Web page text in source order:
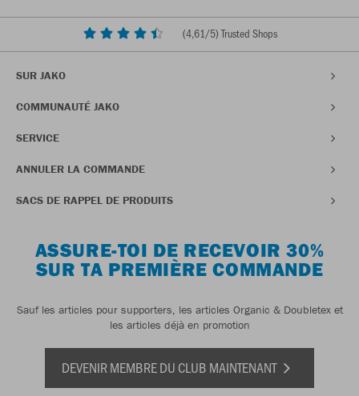
(4,61/5) Trusted Shops
SUR JAKO
COMMUNAUTÉ JAKO
SERVICE
ANNULER LA COMMANDE
SACS DE RAPPEL DE PRODUITS
ASSURE-TOI DE RECEVOIR 30%
SUR TA PREMIÈRE COMMANDE
Sauf les articles pour supporters, les articles Organic & Doubletex et
les articles déjà en promotion
DEVENIR MEMBRE DU CLUB MAINTENANT